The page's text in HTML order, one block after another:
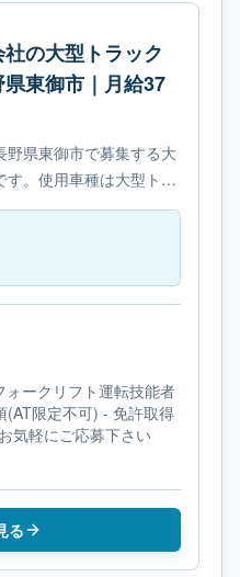
の大型トラック
東御市｜月給37
野県東御市で募集する大
。使用車種は大型トラ
働時間制です。必要免
ークリフト運転技能者
限定不可) - 免許取得
気軽にご応募下さい
る